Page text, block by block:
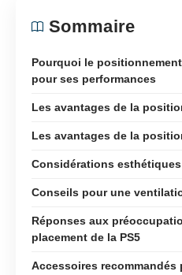
Sommaire
Pourquoi le
pour ses performances
Les avantages de la
Les avantages de la
Considérations esthétiques
Conseils pour une
Réponses aux
placement de la PS5
Accessoires recommandés